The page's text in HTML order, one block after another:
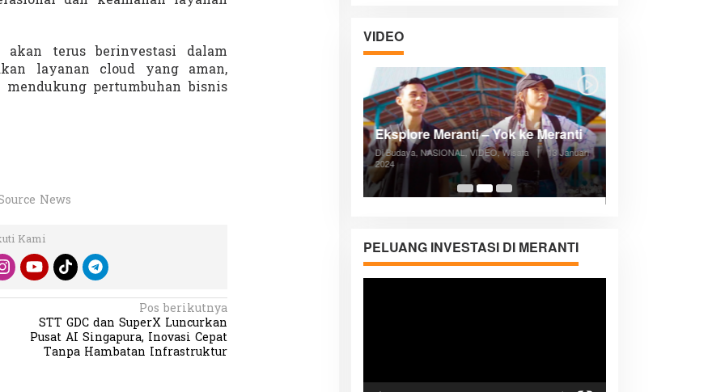
akan terus berinvestasi dalam
layanan cloud yang aman,
pertumbuhan bisnis
News
Kami
Pos berikutnya
STT GDC dan SuperX Luncurkan
Pusat AI Singapura, Inovasi Cepat
Tanpa Hambatan Infrastruktur
VIDEO
05:08
Posyandu Melayani Semua Siklus
Hidup
Di ADVERTORIAL, Kesehatan, VIDEO |
27
Desember 2023
PELUANG INVESTASI DI MERANTI
Pemutar